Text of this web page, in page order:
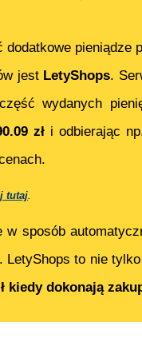
pieniądze
jest LetyShops.
wydanych
złi odbierając
tutaj.
w sposób
to nie
kiedy dokonają